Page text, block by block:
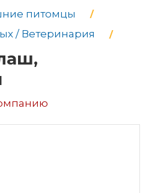
питомцы
/ Ветеринария